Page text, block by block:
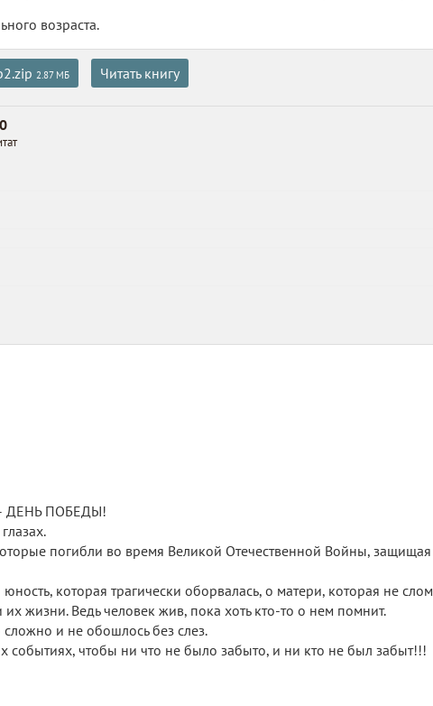
возраста.
2.87 МБ Читать книгу
0
ДЕНЬ ПОБЕДЫ!
погибли во время Великой Отечественной Войны,
которая трагически оборвалась, о матери, которая не
жизни. Ведь человек жив, пока хоть кто-то о нем помнит.
и не обошлось без слез.
событиях, чтобы ни что не было забыто, и ни кто не был забыт!!!